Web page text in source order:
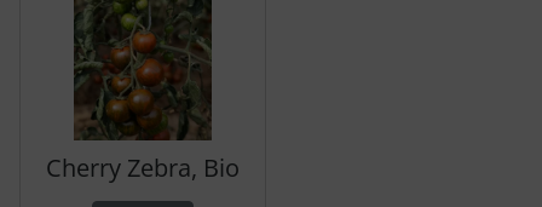
Cherry Zebra, Bio